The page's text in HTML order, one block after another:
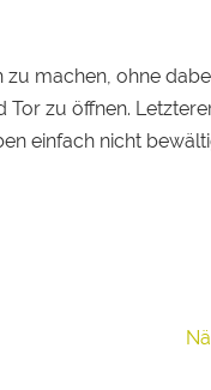
machen, ohne
zu öffnen.
einfach nicht